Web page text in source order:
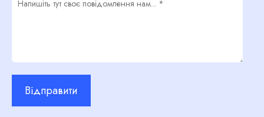
Відправити